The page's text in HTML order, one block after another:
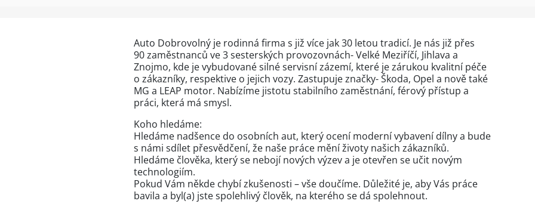
Auto Dobrovolný je rodinná firma s již více jak 30 letou tradicí. Je nás již přes
90 zaměstnanců ve 3 sesterských provozovnách- Velké Meziříčí, Jihlava a
Znojmo, kde je vybudované silné servisní zázemí, které je zárukou kvalitní péče
o zákazníky, respektive o jejich vozy. Zastupuje značky- Škoda, Opel a nově také
MG a LEAP motor. Nabízíme jistotu stabilního zaměstnání, férový přístup a
práci, která má smysl.
Koho hledáme:
Hledáme nadšence do osobních aut, který ocení moderní vybavení dílny a bude
s námi sdílet přesvědčení, že naše práce mění životy našich zákazníků.
Hledáme člověka, který se nebojí nových výzev a je otevřen se učit novým
technologiím.
Pokud Vám někde chybí zkušenosti – vše doučíme. Důležité je, aby Vás práce
bavila a byl(a) jste spolehlivý člověk, na kterého se dá spolehnout.